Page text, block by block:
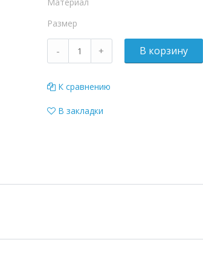
Размер
К сравнению
В закладки